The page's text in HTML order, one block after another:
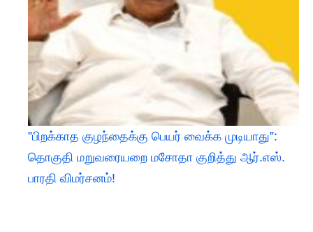
​”பிறக்காத குழந்தைக்கு பெயர் வைக்க முடியாது”:
தொகுதி மறுவரையறை மசோதா குறித்து ஆர்.எஸ்.
பாரதி விமர்சனம்!